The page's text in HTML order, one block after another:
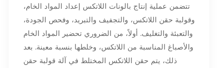
تتضمن عملية إنتاج بالونات اللاتكس إعداد المواد الخام،
وقولبة حقن اللاتكس، والتجفيف والتبريد، وفحص الجودة،
والتعبئة والتغليف. أولاً، من الضروري تحضير المواد الخام
والأصباغ المناسبة من اللاتكس، وخلطها بنسبة معينة. بعد
ذلك، يتم حقن اللاتكس المختلط في آلة قولبة حقن